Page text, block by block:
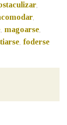
,
,
, magoarse,
, foderse